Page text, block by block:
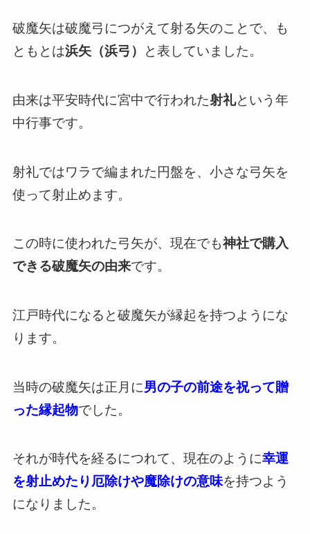
破魔矢は破魔弓につがえて射る矢のことで、も
ともとは浜矢（浜弓） と表していました。
由来は平安時代に宮中で行われた射礼という年
中行事です。
射礼ではワラで編まれた円盤を、小さな弓矢を
使って射止めます。
この時に使われた弓矢が、現在でも神社で購入
できる破魔矢の由来です。
江戸時代になると破魔矢が縁起を持つようにな
ります。
当時の破魔矢は正月に男の子の前途を祝って贈
った縁起物でした。
それが時代を経るにつれて、現在のように幸運
を射止めたり厄除けや魔除けの意味を持つよう
になりました。